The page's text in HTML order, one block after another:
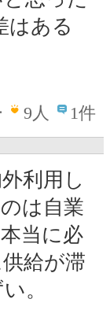
はある
9人 1件
利用し
は自業
当に必
給が滞
。